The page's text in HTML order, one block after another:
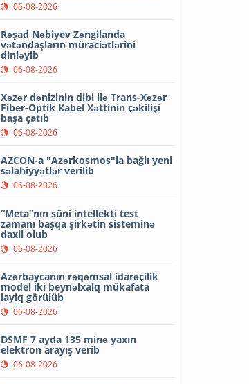
06-08-2026
Rəşad Nəbiyev Zəngilanda
vətəndaşların müraciətlərini
dinləyib
06-08-2026
Xəzər dənizinin dibi ilə Trans-Xəzər
Fiber-Optik Kabel Xəttinin çəkilişi
başa çatıb
06-08-2026
AZCON-a "Azərkosmos"la bağlı yeni
səlahiyyətlər verilib
06-08-2026
“Meta”nın süni intellekti test
zamanı başqa şirkətin sisteminə
daxil olub
06-08-2026
Azərbaycanın rəqəmsal idarəçilik
model iki beynəlxalq mükafata
layiq görülüb
06-08-2026
DSMF 7 ayda 135 minə yaxın
elektron arayış verib
06-08-2026